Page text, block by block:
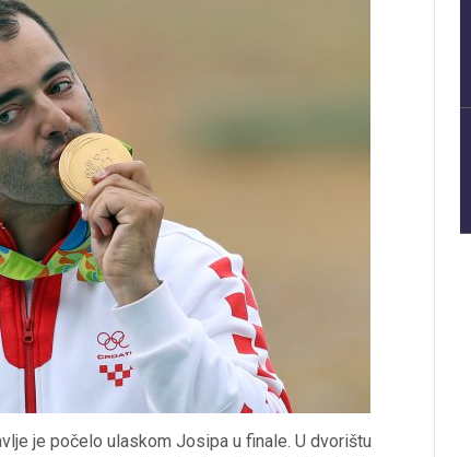
je počelo ulaskom Josipa u finale. U dvorištu